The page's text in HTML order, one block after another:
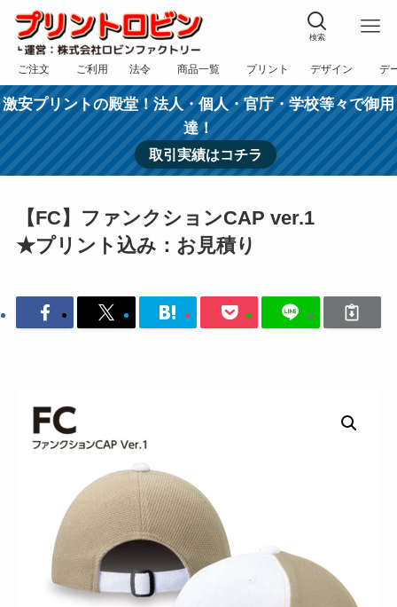
検索
ご注文
フォーム
ご利用
規約
法令
表記
商品一覧
カテゴリー
プリント
方法
デザイン
依頼
デ
入
激安プリントの殿堂！法人・個人・官庁・学校等々で御用
達！
取引実績はコチラ
【FC】ファンクションCAP ver.1
★プリント込み：お見積り